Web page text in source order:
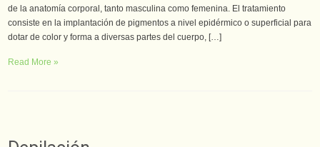
de la anatomía corporal, tanto masculina como femenina. El tratamiento
consiste en la implantación de pigmentos a nivel epidérmico o superficial para
dotar de color y forma a diversas partes del cuerpo, […]
Read More »